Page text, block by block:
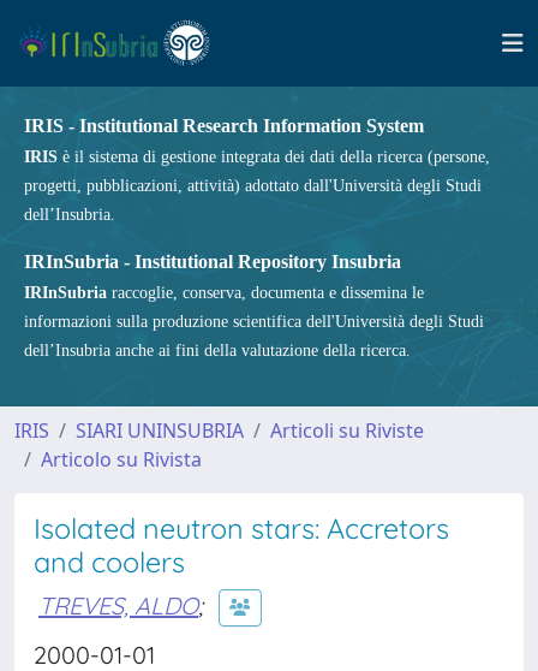
IRIS - Institutional Research Information System
IRIS è il sistema di gestione integrata dei dati della ricerca (persone,
progetti, pubblicazioni, attività) adottato dall'Università degli Studi
dell’Insubria.
IRInSubria - Institutional Repository Insubria
IRInSubria raccoglie, conserva, documenta e dissemina le
informazioni sulla produzione scientifica dell'Università degli Studi
dell’Insubria anche ai fini della valutazione della ricerca.
IRIS SIARI UNINSUBRIA
Articoli su Riviste
Articolo su Rivista
Isolated neutron stars: Accretors
and coolers
TREVES, ALDO;
2000-01-01